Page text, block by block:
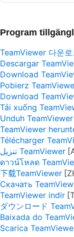
Program
TeamViewer 다운로
Descargar
Download
Pobierz
Download
Tải xuống
Unduh TeamViewer
TeamViewer
Télécharger
تنزيل TeamViewer
ดาวน์โหลด
下载TeamViewer
Скачать
TeamViewer indir
ダウンロード
Baixada do
Scarica